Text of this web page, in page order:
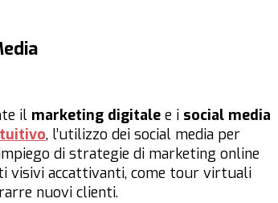
il marketing digitale e i social media
, l’utilizzo dei social media per
di strategie di marketing online
visivi accattivanti, come tour virtuali
nuovi clienti.